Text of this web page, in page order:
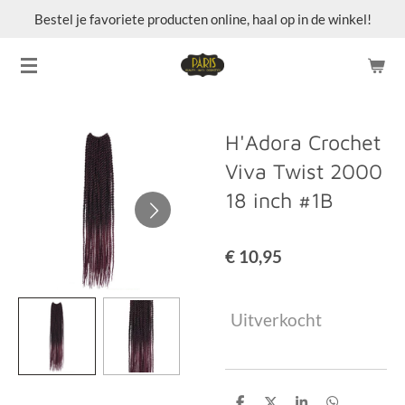
naar
Bestel je favoriete producten online, haal op in de winkel!
H'Adora Crochet
Viva Twist 2000
18 inch #1B
€ 10,95
Uitverkocht